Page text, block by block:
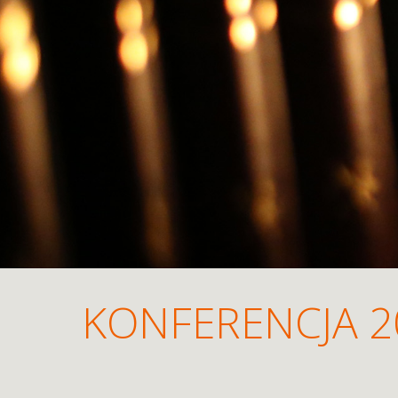
KONFERENCJA